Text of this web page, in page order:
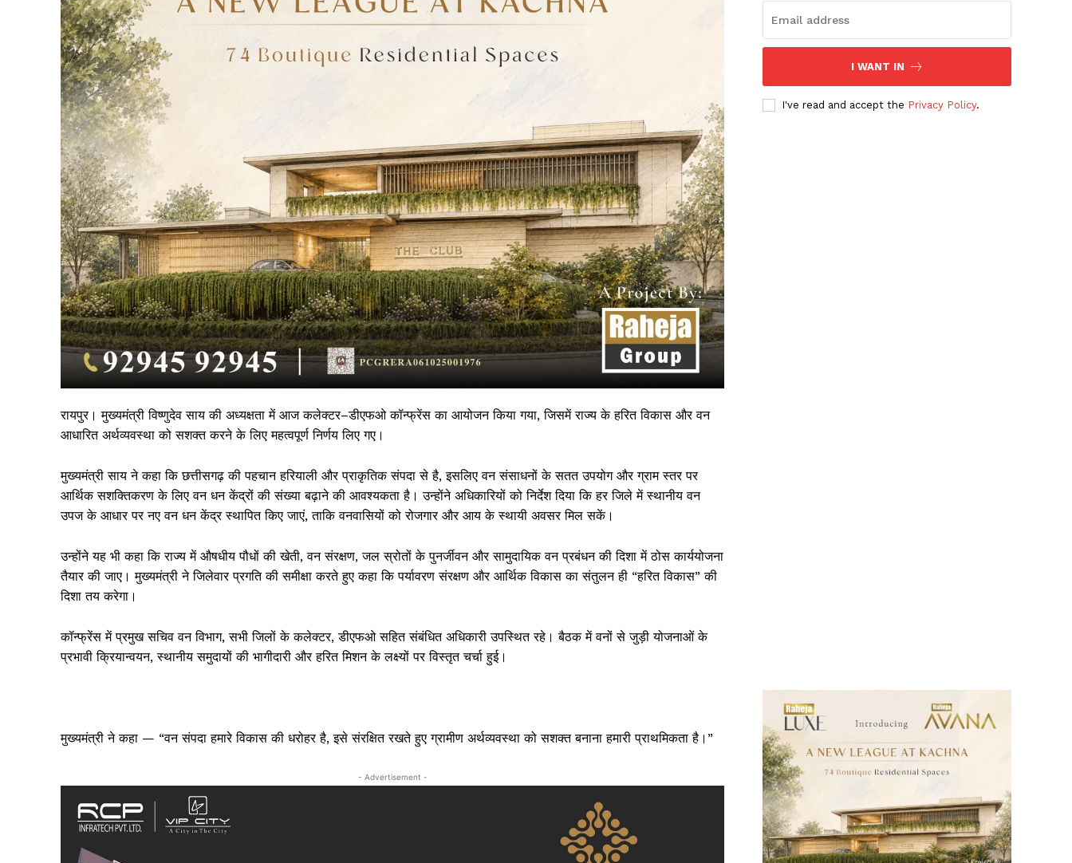
सिर्फ सच !!!
Khabarchalisa News
क्राइम
मनोरंजन
रायपुर। मुख्यमंत्री विष्णुदेव साय की अध्यक्षता में आज कलेक्टर–डीएफओ कॉन्फ्रेंस का आयोजन किया गया, जिसमें राज्य के हरित विकास और वन
आधारित अर्थव्यवस्था को सशक्त करने के लिए महत्वपूर्ण निर्णय लिए गए।
मुख्यमंत्री साय ने कहा कि छत्तीसगढ़ की पहचान हरियाली और प्राकृतिक संपदा से है, इसलिए वन संसाधनों के सतत उपयोग और ग्राम स्तर पर
आर्थिक सशक्तिकरण के लिए वन धन केंद्रों की संख्या बढ़ाने की आवश्यकता है। उन्होंने अधिकारियों को निर्देश दिया कि हर जिले में स्थानीय वन
उपज के आधार पर नए वन धन केंद्र स्थापित किए जाएं, ताकि वनवासियों को रोजगार और आय के स्थायी अवसर मिल सकें।
उन्होंने यह भी कहा कि राज्य में औषधीय पौधों की खेती, वन संरक्षण, जल स्रोतों के पुनर्जीवन और सामुदायिक वन प्रबंधन की दिशा में ठोस कार्ययोजना
तैयार की जाए। मुख्यमंत्री ने जिलेवार प्रगति की समीक्षा करते हुए कहा कि पर्यावरण संरक्षण और आर्थिक विकास का संतुलन ही “हरित विकास” की
दिशा तय करेगा।
कॉन्फ्रेंस में प्रमुख सचिव वन विभाग, सभी जिलों के कलेक्टर, डीएफओ सहित संबंधित अधिकारी उपस्थित रहे। बैठक में वनों से जुड़ी योजनाओं के
प्रभावी क्रियान्वयन, स्थानीय समुदायों की भागीदारी और हरित मिशन के लक्ष्यों पर विस्तृत चर्चा हुई।
मुख्यमंत्री ने कहा — “वन संपदा हमारे विकास की धरोहर है, इसे संरक्षित रखते हुए ग्रामीण अर्थव्यवस्था को सशक्त बनाना हमारी प्राथमिकता है।”
- Advertisement -
I WANT IN
I've read and accept the Privacy Policy.